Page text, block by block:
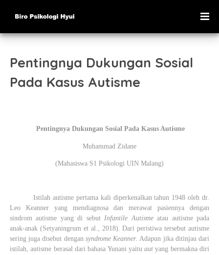
Pentingnya Dukungan Sosial
Pada Kasus Autisme
Pentingnya Dukungan Sosial Pada Kasus Autisme
Muhammad Zidane
(Mahasiswa S1 Psikologi UIN Malang)
Istilah autisme pertama kali diperkenalkan tahun 1948 oleh dr.
Leo Keanner yang mendiagnosa dan merawat pasiennya dengan
sindrom autisme yang di sebutInfantile Autismeatau autisme pada
anak-anak (Setyaningrum et al., 2018).Dari peristiwa tersebut autisme
sering juga disebut dengan syndrome Keanner. Adapun jika ditinjau dari
istilah, autisme berasal dari bahasa Yunani yaituaut yang bermakna diri